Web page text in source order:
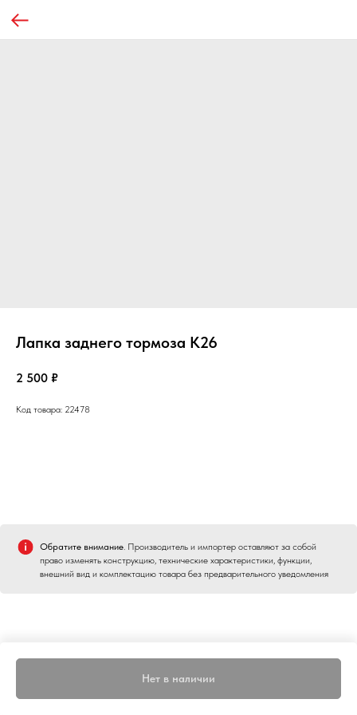
Лапка заднего тормоза К26
2 500 ₽
Нет в наличии
Код товара: 22478
Обратите внимание. Производитель и импортер оставляют за собой
право изменять конструкцию, технические характеристики, функции,
внешний вид и комплектацию товара без предварительного уведомления